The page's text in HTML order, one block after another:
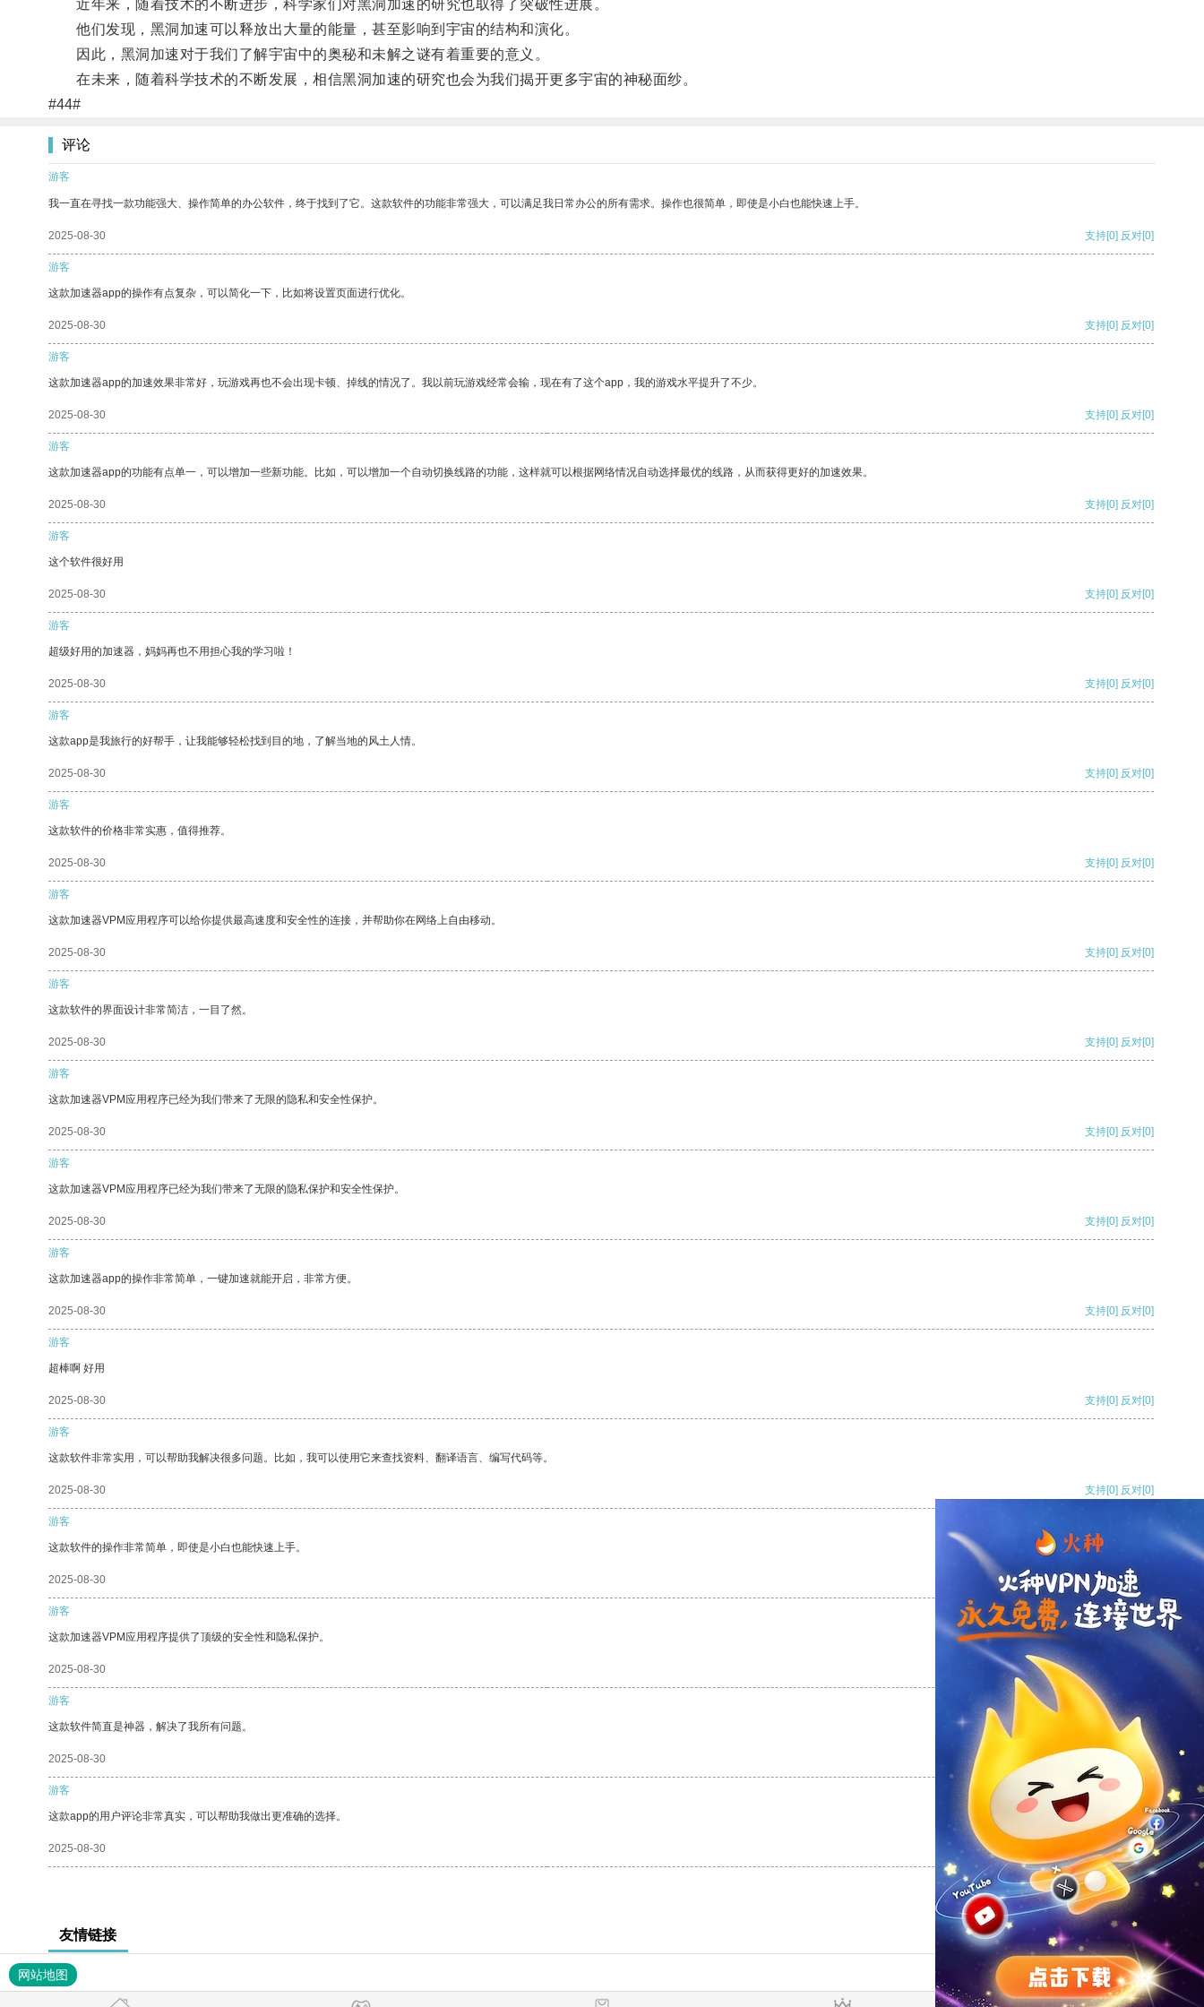
近年来，随着技术的不断进步，科学家们对黑洞加速的研究也取得了突破性进展。
他们发现，黑洞加速可以释放出大量的能量，甚至影响到宇宙的结构和演化。
因此，黑洞加速对于我们了解宇宙中的奥秘和未解之谜有着重要的意义。
在未来，随着科学技术的不断发展，相信黑洞加速的研究也会为我们揭开更多宇宙的神秘面纱。
#44#
评论
游客
我一直在寻找一款功能强大、操作简单的办公软件，终于找到了它。这款软件的功能非常强大，可以满足我日常办公的所有需求。操作也很简单，即使是小白也能快速上手。
2025-08-30 支持[0] 反对[0]
游客
这款加速器app的操作有点复杂，可以简化一下，比如将设置页面进行优化。
2025-08-30 支持[0] 反对[0]
游客
这款加速器app的加速效果非常好，玩游戏再也不会出现卡顿、掉线的情况了。我以前玩游戏经常会输，现在有了这个app，我的游戏水平提升了不少。
2025-08-30 支持[0] 反对[0]
游客
这款加速器app的功能有点单一，可以增加一些新功能。比如，可以增加一个自动切换线路的功能，这样就可以根据网络情况自动选择最优的线路，从而获得更好的加速效果。
2025-08-30 支持[0] 反对[0]
游客
这个软件很好用
2025-08-30 支持[0] 反对[0]
游客
超级好用的加速器，妈妈再也不用担心我的学习啦！
2025-08-30 支持[0] 反对[0]
游客
这款app是我旅行的好帮手，让我能够轻松找到目的地，了解当地的风土人情。
2025-08-30 支持[0] 反对[0]
游客
这款软件的价格非常实惠，值得推荐。
2025-08-30 支持[0] 反对[0]
游客
这款加速器VPM应用程序可以给你提供最高速度和安全性的连接，并帮助你在网络上自由移动。
2025-08-30 支持[0] 反对[0]
游客
这款软件的界面设计非常简洁，一目了然。
2025-08-30 支持[0] 反对[0]
游客
这款加速器VPM应用程序已经为我们带来了无限的隐私和安全性保护。
2025-08-30 支持[0] 反对[0]
游客
这款加速器VPM应用程序已经为我们带来了无限的隐私保护和安全性保护。
2025-08-30 支持[0] 反对[0]
游客
这款加速器app的操作非常简单，一键加速就能开启，非常方便。
2025-08-30 支持[0] 反对[0]
游客
超棒啊 好用
2025-08-30 支持[0] 反对[0]
游客
这款软件非常实用，可以帮助我解决很多问题。比如，我可以使用它来查找资料、翻译语言、编写代码等。
2025-08-30 支持[0] 反对[0]
游客
这款软件的操作非常简单，即使是小白也能快速上手。
2025-08-30 支持[0] 反对
游客
这款加速器VPM应用程序提供了顶级的安全性和隐私保护。
2025-08-30 支持
游客
这款软件简直是神器，解决了我所有问题。
2025-08-30 反对 [0]
游客
这款app的用户评论非常真实，可以帮助我做出更准确的选择。
2025-08-30 支持[0] 反对[0]
友情链接
网站地图